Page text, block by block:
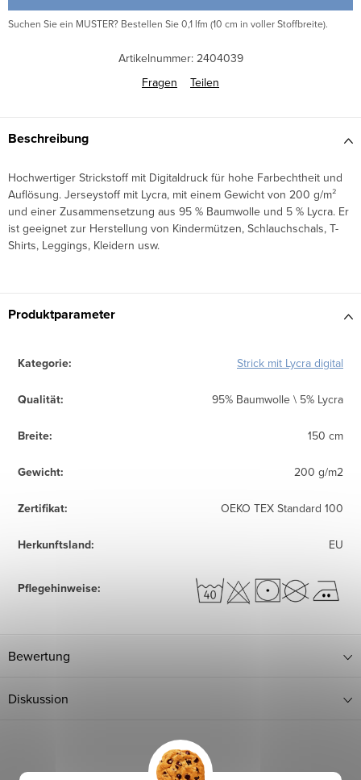
Suchen Sie ein MUSTER? Bestellen Sie 0,1 lfm (10 cm in voller Stoffbreite).
Artikelnummer: 2404039
Fragen
Teilen
Beschreibung
Hochwertiger Strickstoff mit Digitaldruck für hohe Farbechtheit und
Auflösung. Jerseystoff mit Lycra, mit einem Gewicht von 200 g/m²
und einer Zusammensetzung aus 95 % Baumwolle und 5 % Lycra. Er
ist geeignet zur Herstellung von Kindermützen, Schlauchschals, T-
Shirts, Leggings, Kleidern usw.
Produktparameter
Kategorie: Strick mit Lycra digital
Qualität: 95% Baumwolle \ 5% Lycra
Breite: 150 cm
Gewicht: 200 g/m2
Zertifikat: OEKO TEX Standard 100
Herkunftsland: EU
Pflegehinweise:
Bewertung
Diskussion